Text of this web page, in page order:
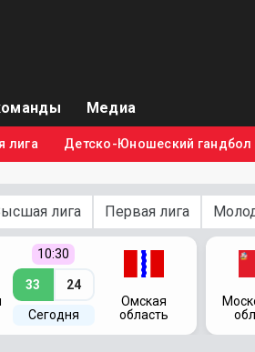
Медиа
лига Детско-Юношеский гандбол
лига Первая лига
10:30
33 24
Сегодня
Омская
область